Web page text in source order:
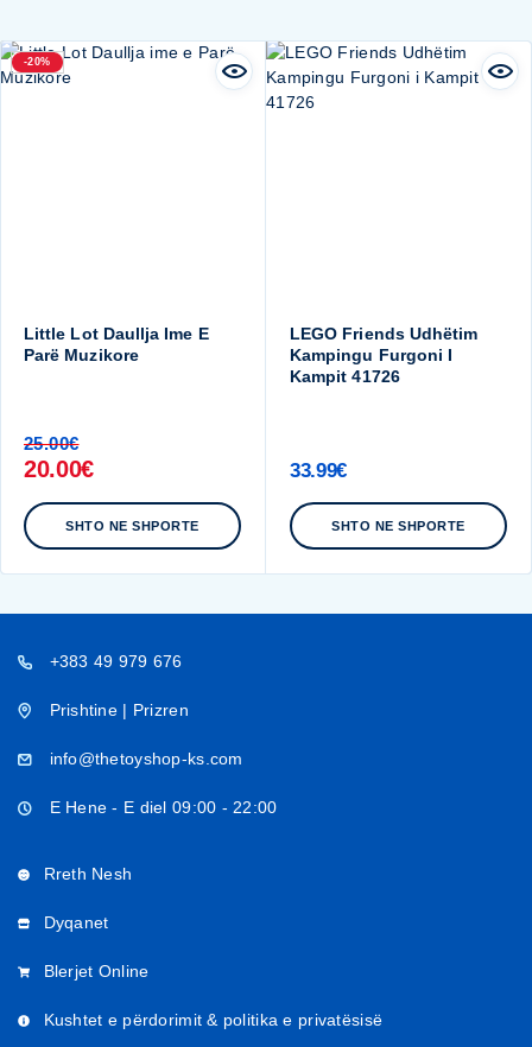
-20%
Little Lot Daullja Ime E
Parë Muzikore
25.00€
20.00€
SHTO NE SHPORTE
LEGO Friends Udhëtim
Kampingu Furgoni I
Kampit 41726
33.99€
SHTO NE SHPORTE
+383 49 979 676
Prishtine | Prizren
info@thetoyshop-ks.com
E Hene - E diel 09:00 - 22:00
Rreth Nesh
Dyqanet
Blerjet Online
Kushtet e përdorimit & politika e privatësisë